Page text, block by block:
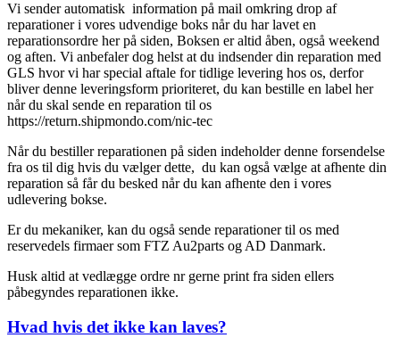
Vi sender automatisk information på mail omkring drop af
reparationer i vores udvendige boks når du har lavet en
reparationsordre her på siden, Boksen er altid åben, også weekend
og aften. Vi anbefaler dog helst at du indsender din reparation med
GLS hvor vi har special aftale for tidlige levering hos os, derfor
bliver denne leveringsform prioriteret, du kan bestille en label her
når du skal sende en reparation til os
https://return.shipmondo.com/nic-tec
Når du bestiller reparationen på siden indeholder denne forsendelse
fra os til dig hvis du vælger dette, du kan også vælge at afhente din
reparation så får du besked når du kan afhente den i vores
udlevering bokse.
Er du mekaniker, kan du også sende reparationer til os med
reservedels firmaer som FTZ Au2parts og AD Danmark.
Husk altid at vedlægge ordre nr gerne print fra siden ellers
påbegyndes reparationen ikke.
Hvad hvis det ikke kan laves?